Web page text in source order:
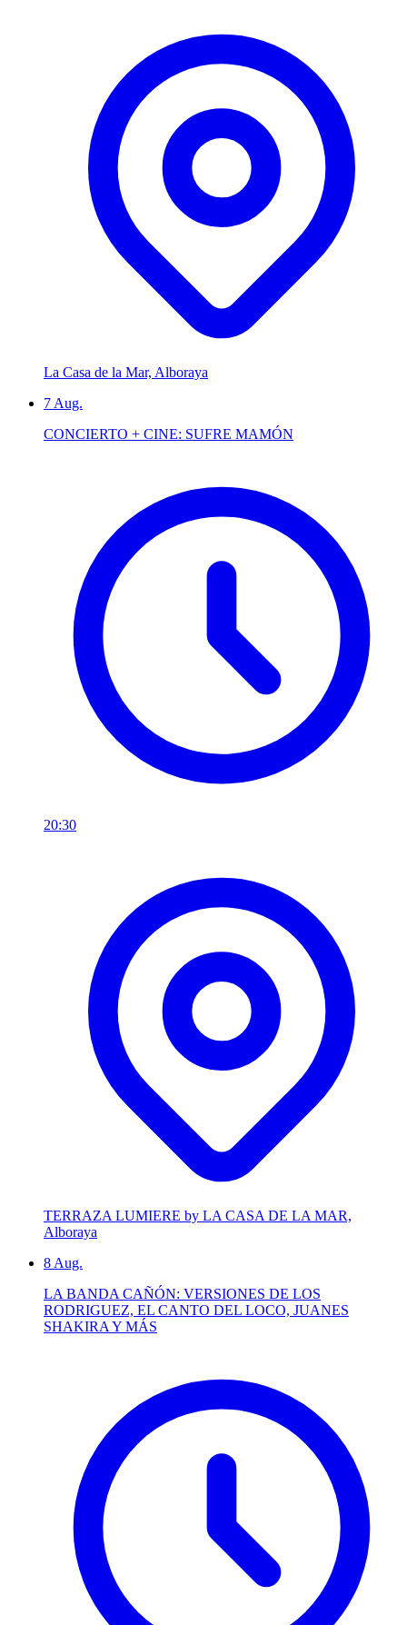
La Casa de la Mar, Alboraya
7 Aug.
CONCIERTO + CINE: SUFRE MAMÓN
20:30
TERRAZA LUMIERE by LA CASA DE LA MAR,
Alboraya
8 Aug.
LA BANDA CAÑÓN: VERSIONES DE LOS
RODRIGUEZ, EL CANTO DEL LOCO, JUANES
SHAKIRA Y MÁS